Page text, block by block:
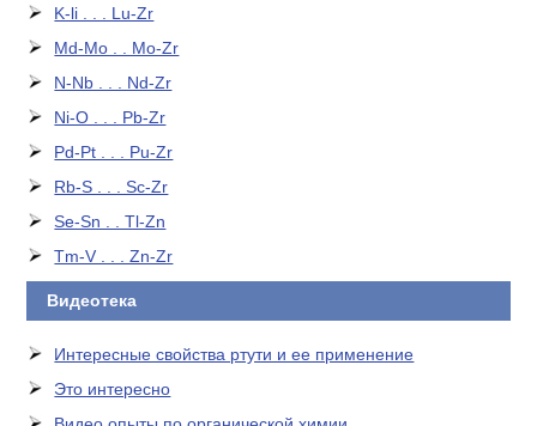
K-li . . . Lu-Zr
Md-Mo . . Mo-Zr
N-Nb . . . Nd-Zr
Ni-O . . . Pb-Zr
Pd-Pt . . . Pu-Zr
Rb-S . . . Sc-Zr
Se-Sn . . Tl-Zn
Tm-V . . . Zn-Zr
Видеотека
Интересные свойства ртути и ее применение
Это интересно